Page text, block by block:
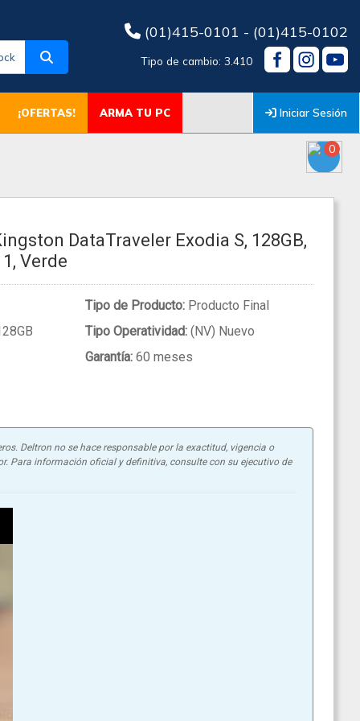
(01)415-0101 - (01)415-0102
Tipo de cambio: 3.410
¡OFERTAS! ARMA TU PC Iniciar Sesión
0
DataTraveler Exodia S, 128GB,
Verde
Tipo de Producto:Producto Final
Tipo Operatividad:(NV) Nuevo
Garantía:60 meses
Deltron no se hace responsable por la exactitud, vigencia o
Para información oficial y definitiva, consulte con su ejecutivo de